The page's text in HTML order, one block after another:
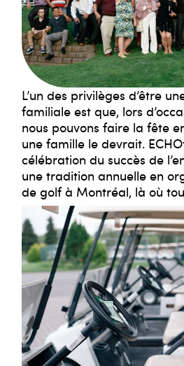
L’un des privilèges d’être
familiale est que, lors
nous pouvons faire la fête
une famille le devrait.
célébration du succès de
une tradition annuelle en
de golf à Montréal, là où